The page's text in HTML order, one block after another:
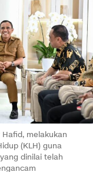
melakukan
(KLH) guna
dinilai telah